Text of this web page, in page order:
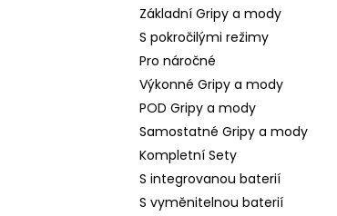
Základní Gripy a mody
S pokročilými režimy
Pro náročné
Výkonné Gripy a mody
POD Gripy a mody
Samostatné Gripy a mody
Kompletní Sety
S integrovanou baterií
S vyměnitelnou baterií
JOYETECH BF SS316 ATOMIZER
57 Kč